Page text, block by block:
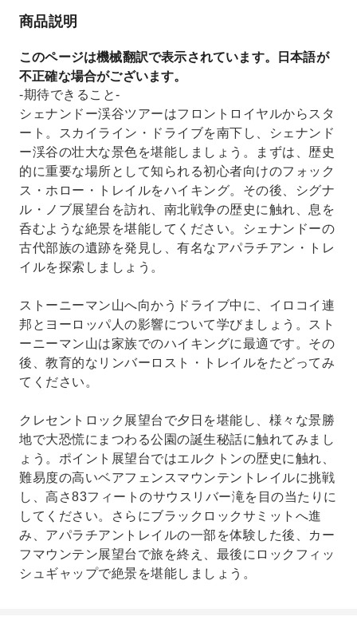
商品説明
このページは機械翻訳で表示されています。日本語が
不正確な場合がございます。
-期待できること-
シェナンドー渓谷ツアーはフロントロイヤルからスタ
ート。スカイライン・ドライブを南下し、シェナンド
ー渓谷の壮大な景色を堪能しましょう。まずは、歴史
的に重要な場所として知られる初心者向けのフォック
ス・ホロー・トレイルをハイキング。その後、シグナ
ル・ノブ展望台を訪れ、南北戦争の歴史に触れ、息を
呑むような絶景を堪能してください。シェナンドーの
古代部族の遺跡を発見し、有名なアパラチアン・トレ
イルを探索しましょう。
ストーニーマン山へ向かうドライブ中に、イロコイ連
邦とヨーロッパ人の影響について学びましょう。スト
ーニーマン山は家族でのハイキングに最適です。その
後、教育的なリンバーロスト・トレイルをたどってみ
てください。
クレセントロック展望台で夕日を堪能し、様々な景勝
地で大恐慌にまつわる公園の誕生秘話に触れてみまし
ょう。ポイント展望台ではエルクトンの歴史に触れ、
難易度の高いベアフェンスマウンテントレイルに挑戦
し、高さ83フィートのサウスリバー滝を目の当たりに
してください。さらにブラックロックサミットへ進
み、アパラチアントレイルの一部を体験した後、カー
フマウンテン展望台で旅を終え、最後にロックフィッ
シュギャップで絶景を堪能しましょう。